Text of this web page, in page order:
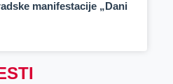
manifestacije „Dani